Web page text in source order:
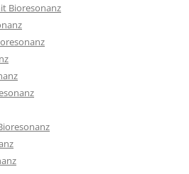
Bioresonanz